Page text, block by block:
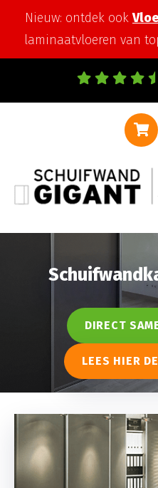
Nieuw: ontdek ook
laminaatvloeren van
DIRECT
LEES HIER